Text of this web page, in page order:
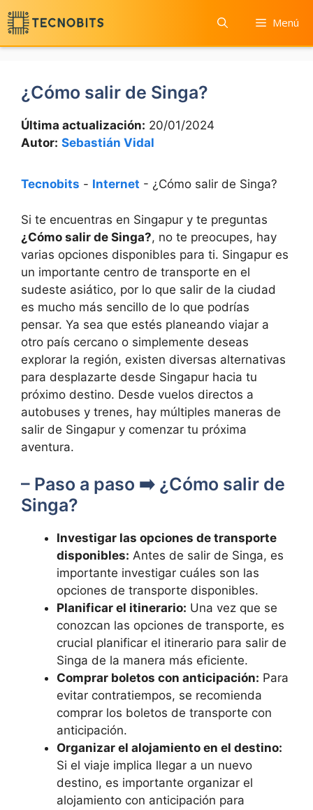
Saltar
al
contenido
Menú
¿Cómo salir de Singa?
Última actualización: 20/01/2024
Autor: Sebastián Vidal
Tecnobits - Internet - ¿Cómo salir de Singa?
Si te encuentras en Singapur y te preguntas
¿Cómo salir de Singa?, no te preocupes, hay
varias opciones disponibles para ti. Singapur es
un importante centro de transporte en el
sudeste asiático, por lo que salir de la ciudad
es mucho más sencillo de lo que podrías
pensar. Ya sea que estés planeando viajar a
otro país cercano o simplemente deseas
explorar la región, existen diversas alternativas
para desplazarte desde Singapur hacia tu
próximo destino. Desde vuelos directos a
autobuses y trenes, hay múltiples maneras de
salir de Singapur y comenzar tu próxima
aventura.
– Paso a paso ➡️ ¿Cómo salir de
Singa?
Investigar las opciones de transporte
disponibles: Antes de salir de Singa, es
importante investigar cuáles son las
opciones de transporte disponibles.
Planificar el itinerario: Una vez que se
conozcan las opciones de transporte, es
crucial planificar el itinerario para salir de
Singa de la manera más eficiente.
Comprar boletos con anticipación: Para
evitar contratiempos, se recomienda
comprar los boletos de transporte con
anticipación.
Organizar el alojamiento en el destino:
Si el viaje implica llegar a un nuevo
destino, es importante organizar el
alojamiento con anticipación para